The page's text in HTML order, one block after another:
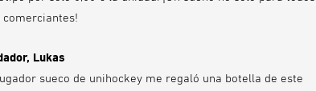
Lukas
sueco de unihockey me regaló una botella de este